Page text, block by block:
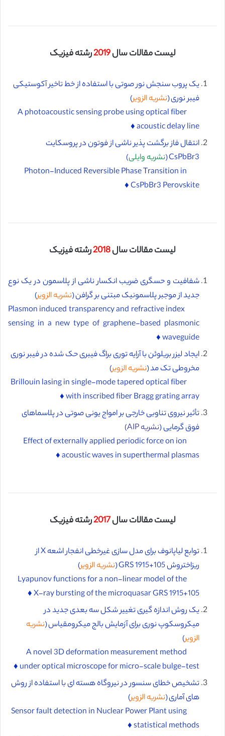
لیست مقالات سال2019رشته فیزیک
یک پروب سنجش نور صوتی با استفاده از خط تاخیر آکوستیکی
فیبر نوری (نشریه الزویر)
A photoacoustic sensing probe using optical fiber
acoustic delay line ♦️
انتقال فاز برگشت پذیر ناشی از فوتون در پروسکایت
CsPbBr3 ( نشریه وایلی)
Photon-Induced Reversible Phase Transition in
CsPbBr3 Perovskite ♦️
لیست مقالات سال2018رشته فیزیک
شفافیت و حسگری ضریب انکسار ناشی از پلاسمون در یک نوع
جدید از موجبر پلاسمونیک مبتنی بر گرافن (نشریه الزویر)
Plasmon induced transparency and refractive index
sensing in a new type of graphene-based plasmonic
waveguide ♦️
ایجاد لیزر بریلوئن با آرایه توری براگ فیبری حک شده در فیبر نوری
مخروطی تک مد (نشریه الزویر)
Brillouin lasing in single-mode tapered optical fiber
with inscribed fiber Bragg grating array ♦️
تأثیر نیروی تناوبی خارجی بر امواج یونی صوتی در پلاسماهای
فوق گرمایی (نشریه AIP
)
Effect of externally applied periodic force on ion
acoustic waves in superthermal plasmas ♦️
لیست مقالات سال2017رشته فیزیک
توابع لیاپانوف برای مدل سازی غیرخطی انفجار اشعه X از
ریزاختروش GRS 1915+105 (
نشریه الزویر)
Lyapunov functions for a non-linear model of the
X-ray bursting of the microquasar GRS 1915+105 ♦️
یک روش اندازه گیری تغییر شکل سه بعدی جدید در
میکروسکوپ نوری برای آزمایش بالج میکرومقیاس (نشریه
الزویر)
A novel 3D deformation measurement method
under optical microscope for micro-scale bulge-test ♦️
تشخیص خطای سنسور در نیروگاه هسته ای با استفاده از روش
های آماری (نشریه الزویر)
Sensor fault detection in Nuclear Power Plant using
statistical methods ♦️